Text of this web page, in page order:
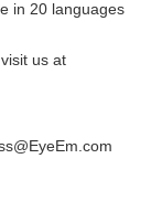
in 20 languages
us at